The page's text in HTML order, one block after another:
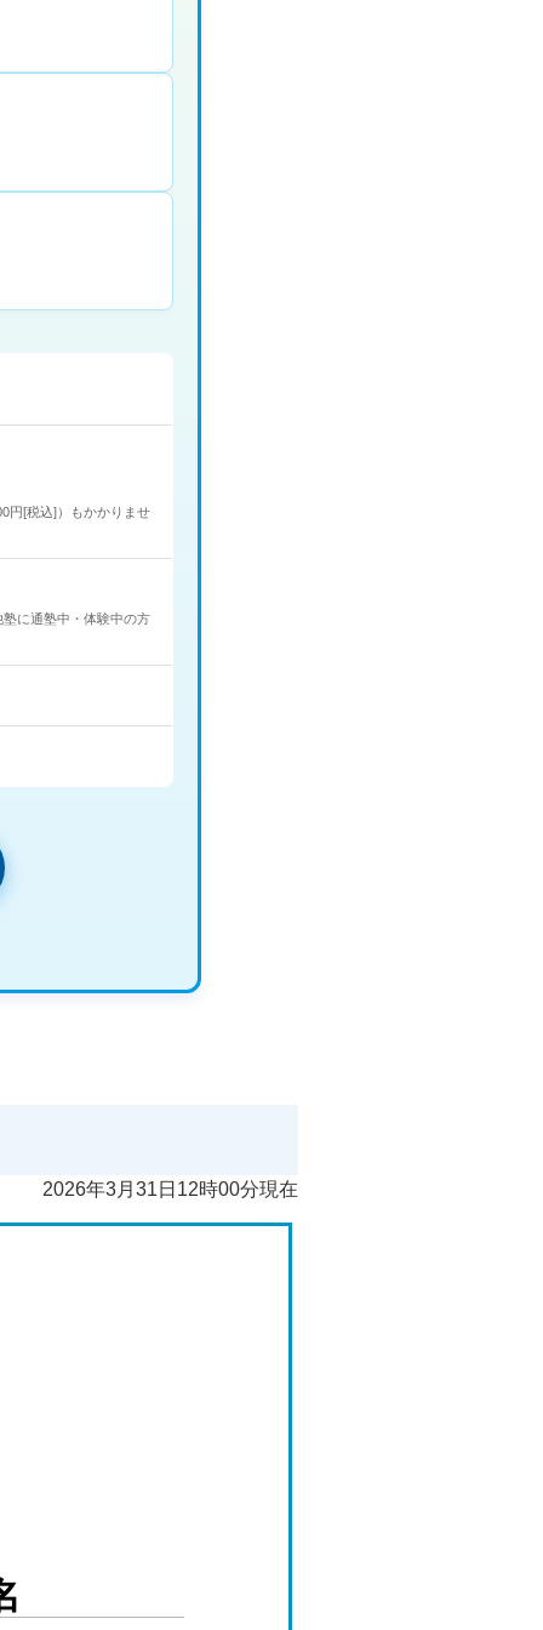
円[税込]）もかかりませ
に通塾中・体験中の方
2026年3月31日12時00分現在